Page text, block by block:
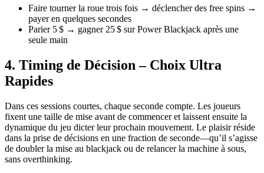
Faire tourner la roue trois fois → déclencher des free spins →
payer en quelques secondes
Parier 5 $ → gagner 25 $ sur Power Blackjack après une
seule main
4. Timing de Décision – Choix Ultra
Rapides
Dans ces sessions courtes, chaque seconde compte. Les joueurs
fixent une taille de mise avant de commencer et laissent ensuite la
dynamique du jeu dicter leur prochain mouvement. Le plaisir réside
dans la prise de décisions en une fraction de seconde—qu’il s’agisse
de doubler la mise au blackjack ou de relancer la machine à sous,
sans overthinking.